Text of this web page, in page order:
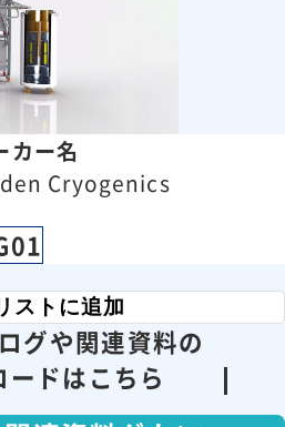
カー名
Cryogenics
ストに追加
グや関連資料の
ードはこちら